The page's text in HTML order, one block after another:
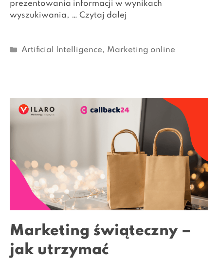
prezentowania informacji w wynikach
wyszukiwania, … Czytaj dalej
Kategorie
Artificial Intelligence, Marketing online
Marketing świąteczny –
jak utrzymać